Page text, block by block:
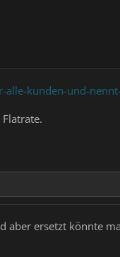
kunden-und-
aber ersetzt könnte